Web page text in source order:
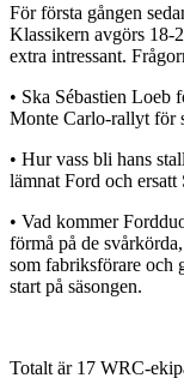
För första gången
Klassikern avgörs 18-
extra intressant.
• Ska Sébastien Loeb
Monte Carlo-rallyt för
• Hur vass bli hans
lämnat Ford och
• Vad kommer
förmå på de
som fabriksförare och
start på säsongen.
Totalt är 17 WRC-